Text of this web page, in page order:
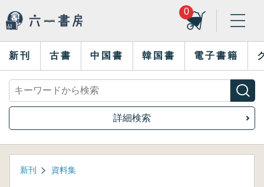
0
新刊 古書 中国書 韓国書 電子書籍
詳細検索
新刊 資料集